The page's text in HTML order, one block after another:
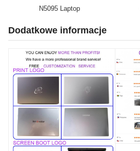
N5095 Laptop
Dodatkowe informacje